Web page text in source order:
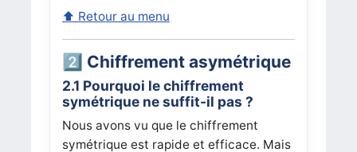
⬆ Retour au menu
2️⃣ Chiffrement asymétrique
2.1 Pourquoi le chiffrement
symétrique ne suffit-il pas ?
Nous avons vu que le chiffrement
symétrique est rapide et efficace. Mais